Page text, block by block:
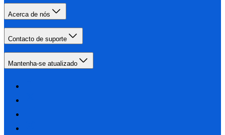
Acerca de nós
Contacto de suporte
Mantenha-se atualizado